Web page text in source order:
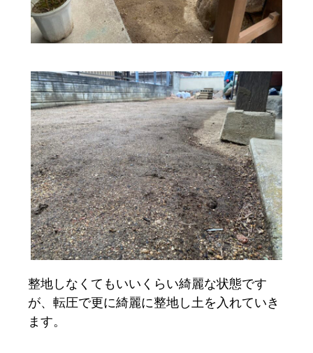
整地しなくてもいいくらい綺麗な状態です
が、転圧で更に綺麗に整地し土を入れていき
ます。